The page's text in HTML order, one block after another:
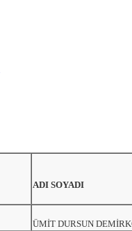
ADI SOYADI
ÜMİT DURSUN